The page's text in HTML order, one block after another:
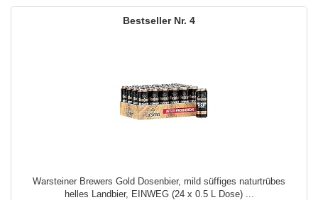
4
Warsteiner Brewers Gold Dosenbier, mild süffiges naturtrübes
helles Landbier, EINWEG (24 x 0.5 L Dose) ...